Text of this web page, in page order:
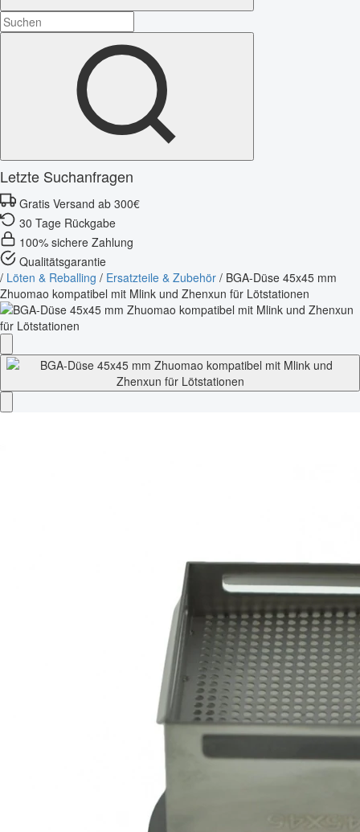
Letzte Suchanfragen
Gratis Versand ab 300€
30 Tage Rückgabe
100% sichere Zahlung
Qualitätsgarantie
/ Löten & Reballing / Ersatzteile & Zubehör / BGA-Düse 45x45 mm
Zhuomao kompatibel mit Mlink und Zhenxun für Lötstationen